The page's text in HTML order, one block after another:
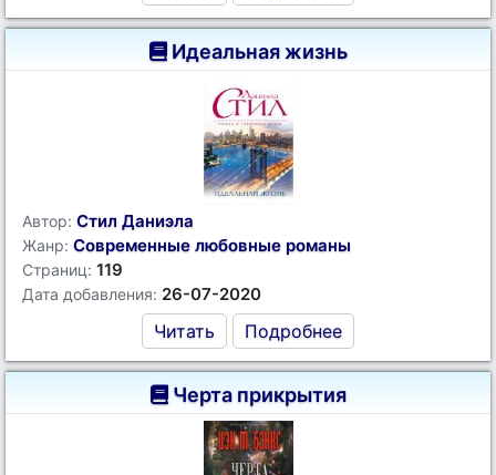
Идеальная жизнь
Автор: Стил Даниэла
Жанр: Современные любовные романы
Страниц: 119
Дата добавления: 26-07-2020
Читать Подробнее
Черта прикрытия